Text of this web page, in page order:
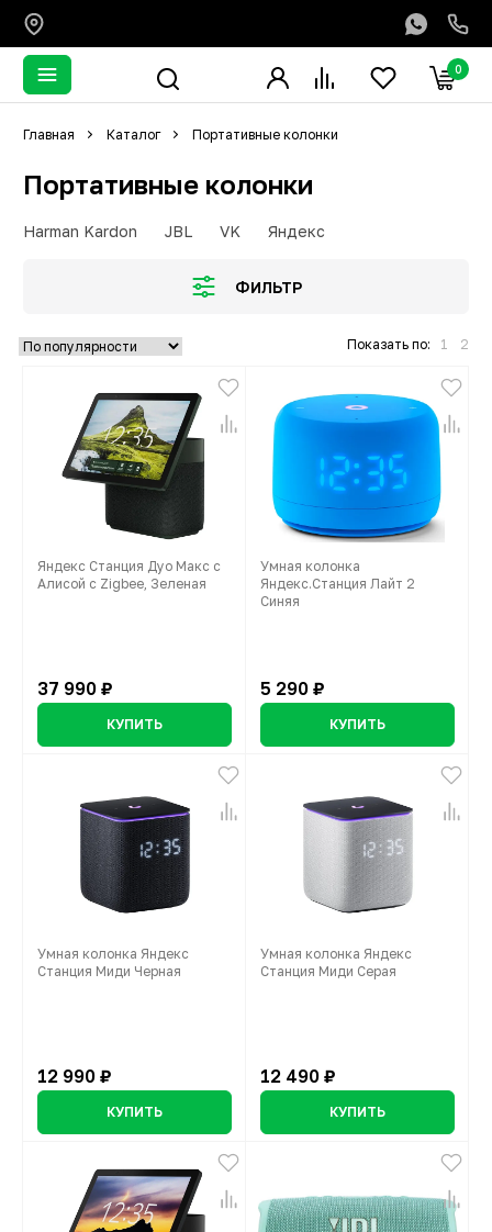
0
Главная Каталог Портативные колонки
Портативные колонки
Harman Kardon JBL VK Яндекс
ФИЛЬТР
Показать по: 1 2
Яндекс Станция Дуо Макс с
Алисой с Zigbee, Зеленая
37 990 ₽
КУПИТЬ
Умная колонка
Яндекс.Станция Лайт 2
Синяя
5 290 ₽
КУПИТЬ
Умная колонка Яндекс
Станция Миди Черная
12 990 ₽
КУПИТЬ
Умная колонка Яндекс
Станция Миди Серая
12 490 ₽
КУПИТЬ